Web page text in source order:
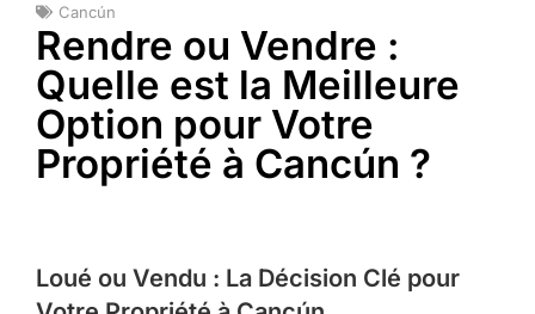
Cancún
Rendre ou Vendre :
Quelle est la Meilleure
Option pour Votre
Propriété à Cancún ?
Loué ou Vendu : La Décision Clé pour